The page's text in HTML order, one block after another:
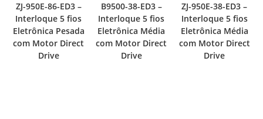
ZJ-950E-86-ED3 –
Interloque 5 fios
Eletrônica Pesada
com Motor Direct
Drive
B9500-38-ED3 –
Interloque 5 fios
Eletrônica Média
com Motor Direct
Drive
ZJ-950E-38-ED3 –
Interloque 5 fios
Eletrônica Média
com Motor Direct
Drive